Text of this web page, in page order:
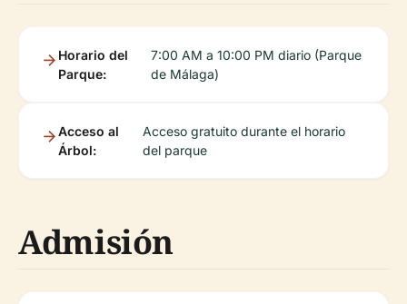
Horario del
Parque:
7:00 AM a 10:00 PM diario (Parque
de Málaga)
Acceso al
Árbol:
Acceso gratuito durante el horario
del parque
Admisión